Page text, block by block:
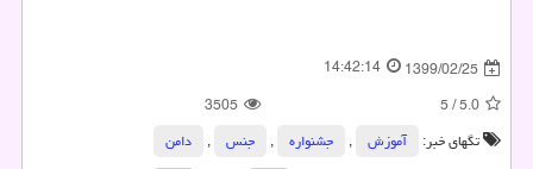
1399/02/25
14:42:14
5.0
/
5
3505
تگهای خبر:
آموزش , جشنواره , جنس ,
دامن